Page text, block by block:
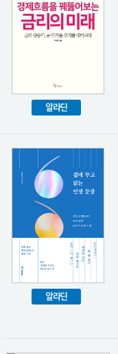
알라딘
알라딘